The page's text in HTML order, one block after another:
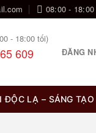
08:00 -
- 18:00 tối)
609 ĐĂNG
ĐỘC LẠ – SÁNG TẠO